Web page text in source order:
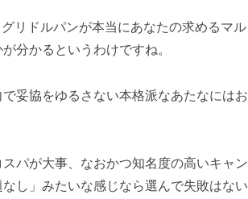
リドルパンが本当にあなたの求めるマル
分かるというわけですね。
妥協をゆるさない本格派なあたなにはお
パが大事、なおかつ知名度の高いキャン
し」みたいな感じなら選んで失敗はない